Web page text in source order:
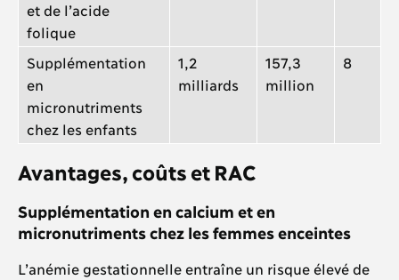
et de l’acide
folique
Supplémentation
en
micronutriments
chez les enfants
1,2
milliards
157,3
million
8
Avantages, coûts et RAC
Supplémentation en calcium et en
micronutriments chez les femmes enceintes
L’anémie gestationnelle entraîne un risque élevé de